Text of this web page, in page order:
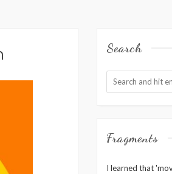
Search
Fragments
I learned that